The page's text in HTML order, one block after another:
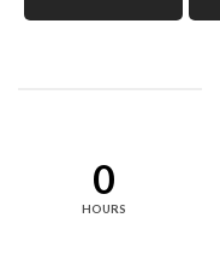
0
HOURS